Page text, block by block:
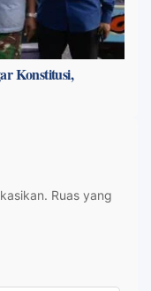
Konstitusi,
Ruas yang